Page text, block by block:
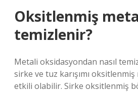
Oksitlenmiş
temizlenir?
Metali oksidasyondan nasıl
sirke ve tuz karışımı
etkili olabilir. Sirke oksitlenmiş